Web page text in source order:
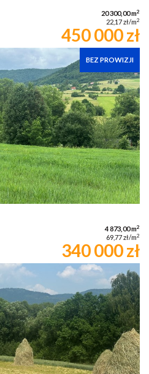
20 300,00 m2
22,17 zł/m2
450 000 zł
BEZ PROWIZJI
4 873,00 m2
69,77 zł/m2
340 000 zł